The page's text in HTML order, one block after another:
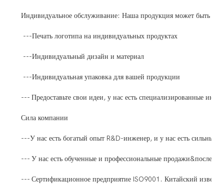
Индивидуальное обслуживание: Наша продукция может быть
---Печать логотипа на индивидуальных продуктах
---Индивидуальный дизайн и материал
---Индивидуальная упаковка для вашей продукции
--- Предоставьте свои идеи, у нас есть специализированные
Сила компании
---У нас есть богатый опыт R&D-инженер, и у нас есть сильные
--- У нас есть обученные и профессиональные продажи&после-
--- Сертификационное предприятие ISO9001. Китайский